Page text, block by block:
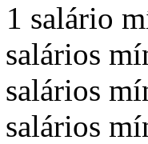
salário